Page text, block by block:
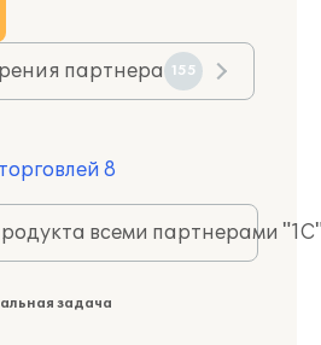
партнера 155
8
всеми партнерами
задача